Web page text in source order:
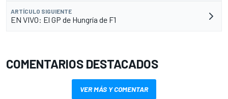
ARTÍCULO SIGUIENTE
EN VIVO: El GP de Hungría de F1
COMENTARIOS DESTACADOS
VER MÁS Y COMENTAR